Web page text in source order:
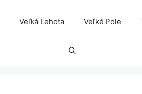
Veľká Lehota Veľké Pole